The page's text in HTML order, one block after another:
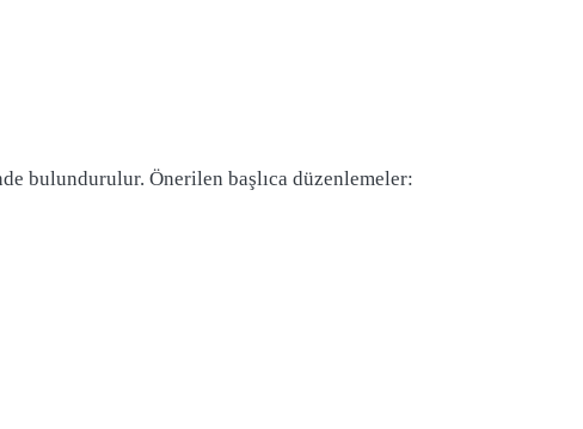
bulundurulur. Önerilen başlıca düzenlemeler: